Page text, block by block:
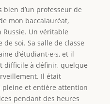
bien d’un professeur de
mon baccalauréat,
Russie. Un véritable
soi. Sa salle de classe
d’étudiant·e·s, et il
difficile à définir, quelque
Il était
pleine et entière attention
pendant des heures